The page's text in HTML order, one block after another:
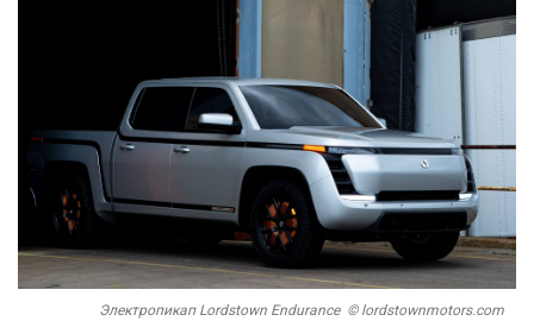
Электропикап Lordstown Endurance © lordstownmotors.com